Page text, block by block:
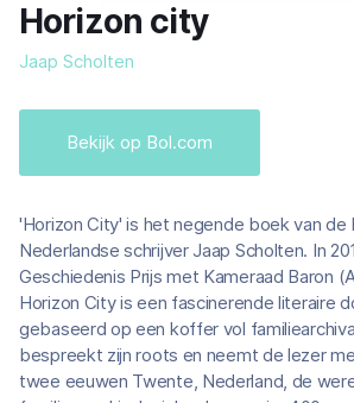
Horizon city
Jaap Scholten
Bekijk op Bol.com
'Horizon City' is het negende boek van de
Nederlandse schrijver Jaap Scholten. In
Geschiedenis Prijs met Kameraad Baron
Horizon City is een fascinerende literaire
gebaseerd op een koffer vol
bespreekt zijn roots en neemt de lezer
twee eeuwen Twente, Nederland, de